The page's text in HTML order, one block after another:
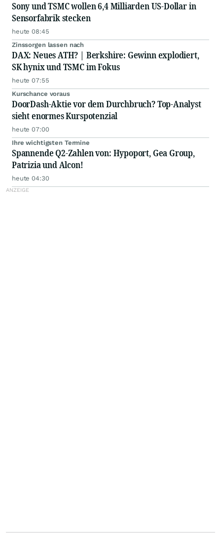
Sony und TSMC wollen 6,4 Milliarden US-Dollar in
Sensorfabrik stecken
heute 08:45
Zinssorgen lassen nach
DAX: Neues ATH? | Berkshire: Gewinn explodiert,
SK hynix und TSMC im Fokus
heute 07:55
Kurschance voraus
DoorDash-Aktie vor dem Durchbruch? Top-Analyst
sieht enormes Kurspotenzial
heute 07:00
Ihre wichtigsten Termine
Spannende Q2-Zahlen von: Hypoport, Gea Group,
Patrizia und Alcon!
heute 04:30